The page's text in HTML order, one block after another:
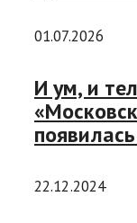
01.07.2026
И ум, и
22.12.2024